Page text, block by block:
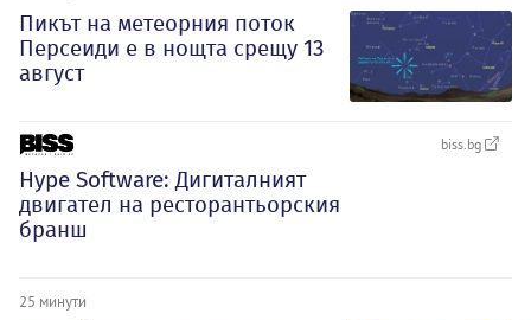
Пикът на метеорния поток
Персеиди е в нощта срещу 13
август
biss.bg
Hype Software: Дигиталният
двигател на ресторантьорския
бранш
25 минути